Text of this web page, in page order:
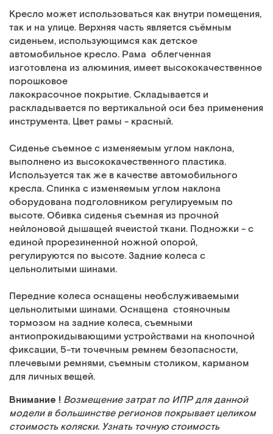
Кресло может использоваться как внутри помещения,
так и на улице. Верхняя часть является съёмным
сиденьем, использующимся как детское
автомобильное кресло. Рама облегченная
изготовлена из алюминия, имеет высококачественное
порошковое
лакокрасочное покрытие. Складывается и
раскладывается по вертикальной оси без применения
инструмента. Цвет рамы - красный.
Сиденье съемное с изменяемым углом наклона,
выполнено из высококачественного пластика.
Используется так же в качестве автомобильного
кресла. Спинка с изменяемым углом наклона
оборудована подголовником регулируемым по
высоте. Обивка сиденья съемная из прочной
нейлоновой дышащей ячеистой ткани. Подножки - с
единой прорезиненной ножной опорой,
регулируются по высоте. Задние колеса с
цельнолитыми шинами.
Передние колеса оснащены необслуживаемыми
цельнолитыми шинами. Оснащена стояночным
тормозом на задние колеса, съемными
антиопрокидывающими устройствами на кнопочной
фиксации, 5-ти точечным ремнем безопасности,
плечевыми ремнями, съемным столиком, карманом
для личных вещей.
Внимание ! Возмещение затрат по ИПР для данной
модели в большинстве регионов покрывает целиком
стоимость коляски. Узнать точную стоимость